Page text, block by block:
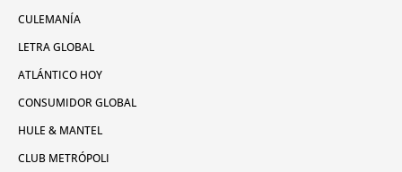
CULEMANÍA
LETRA GLOBAL
ATLÁNTICO HOY
CONSUMIDOR GLOBAL
HULE & MANTEL
CLUB METRÓPOLI